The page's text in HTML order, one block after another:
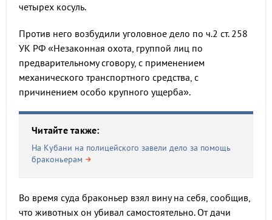
четырех косуль.
Против него возбудили уголовное дело по ч.2 ст. 258
УК РФ «Незаконная охота, группой лиц по
предварительному сговору, с применением
механического транспортного средства, с
причинением особо крупного ущерба».
Читайте также:
На Кубани на полицейского завели дело за помощь
браконьерам
Во время суда браконьер взял вину на себя, сообщив,
что животных он убивал самостоятельно. От дачи